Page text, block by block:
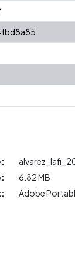
6.82 MB
Adobe